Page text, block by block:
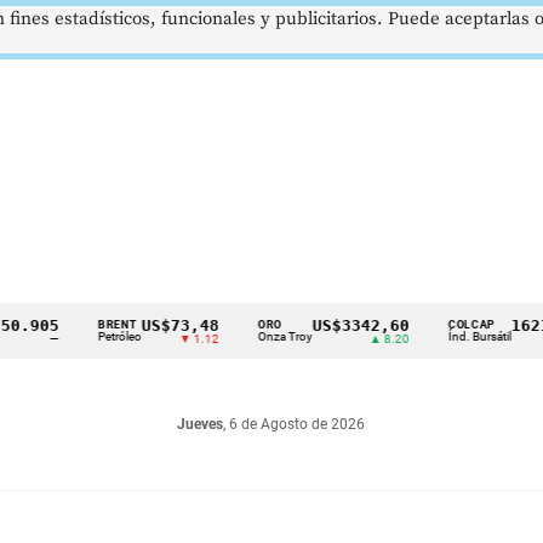
BRENT
Petróleo
US$73,48
▼ 1.12 Onza Troy
US$3342,60
▲ 8.20
COLCAP
Índ. Bursátil
Jueves, 6 de Agosto de 2026
estadísticos, funcionales y publicitarios. Puede aceptarlas